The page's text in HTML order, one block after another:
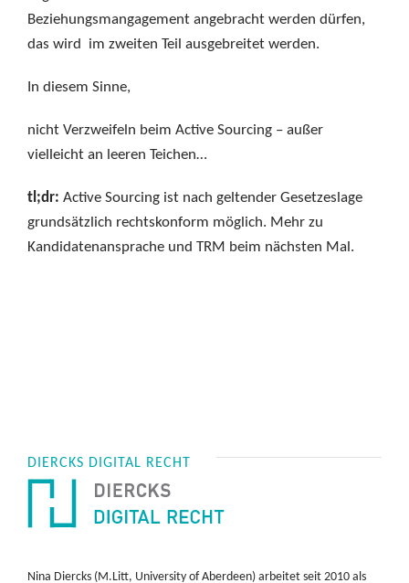
Beziehungsmangagement angebracht werden dürfen,
das wird im zweiten Teil ausgebreitet werden.
In diesem Sinne,
nicht Verzweifeln beim Active Sourcing – außer
vielleicht an leeren Teichen…
tl;dr: Active Sourcing ist nach geltender Gesetzeslage
grundsätzlich rechtskonform möglich. Mehr zu
Kandidatenansprache und TRM beim nächsten Mal.
DIERCKS DIGITAL RECHT
Nina Diercks (M.Litt, University of Aberdeen) arbeitet seit 2010 als